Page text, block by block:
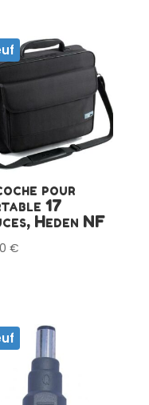
pour
17
Heden NF
€